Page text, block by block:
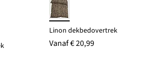
Linon dekbedovertrek
Vanaf€ 20,99